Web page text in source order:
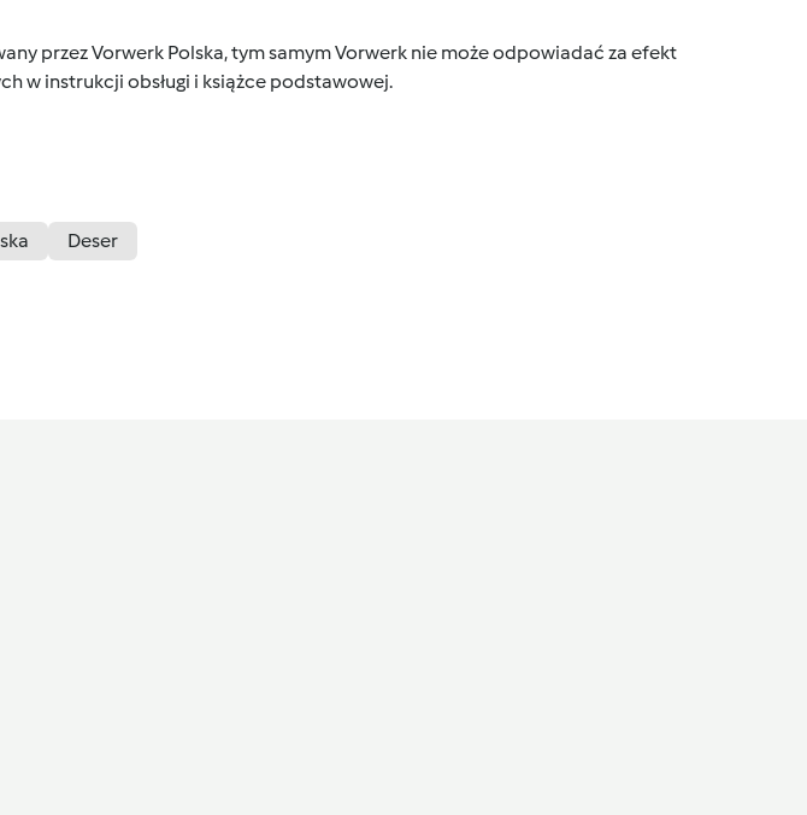
przez Vorwerk Polska, tym samym Vorwerk nie może odpowiadać za efekt
w instrukcji obsługi i książce podstawowej.
Deser